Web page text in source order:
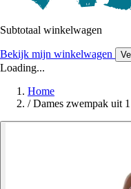
Subtotaal winkelwagen
Bekijk mijn winkelwagen
Loading...
Home
/ Dames zwempak uit